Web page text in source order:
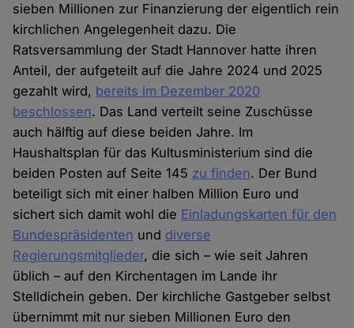
sieben Millionen zur Finanzierung der eigentlich rein
kirchlichen Angelegenheit dazu. Die
Ratsversammlung der Stadt Hannover hatte ihren
Anteil, der aufgeteilt auf die Jahre 2024 und 2025
gezahlt wird, bereits im Dezember 2020
beschlossen. Das Land verteilt seine Zuschüsse
auch hälftig auf diese beiden Jahre. Im
Haushaltsplan für das Kultusministerium sind die
beiden Posten auf Seite 145 zu finden. Der Bund
beteiligt sich mit einer halben Million Euro und
sichert sich damit wohl die Einladungskarten für den
Bundespräsidenten und diverse
Regierungsmitglieder, die sich – wie seit Jahren
üblich – auf den Kirchentagen im Lande ihr
Stelldichein geben. Der kirchliche Gastgeber selbst
übernimmt mit nur sieben Millionen Euro den